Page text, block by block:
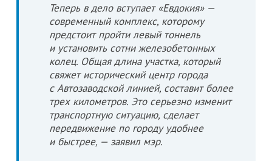
Теперь в дело вступает «Евдокия» —
современный комплекс, которому
предстоит пройти левый тоннель
и установить сотни железобетонных
колец. Общая длина участка, который
свяжет исторический центр города
с Автозаводской линией, составит более
трех километров. Это серьезно изменит
транспортную ситуацию, сделает
передвижение по городу удобнее
и быстрее, — заявил мэр.